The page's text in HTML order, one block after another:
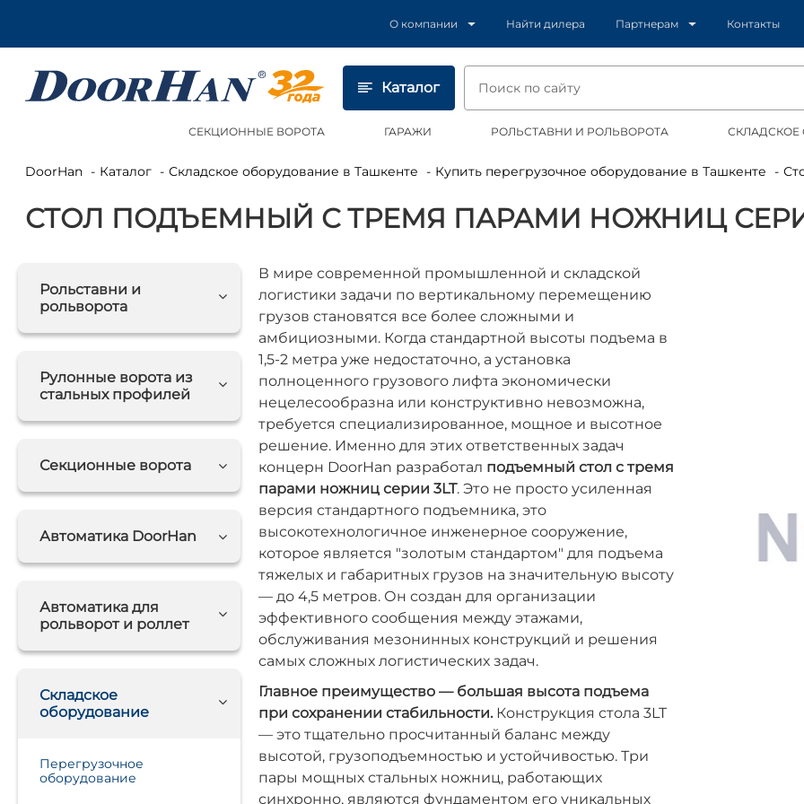
О компании Найти дилера Партнерам Контакты
Каталог
СЕКЦИОННЫЕ ВОРОТА ГАРАЖИ РОЛЬСТАВНИ И РОЛЬВОРОТА
DoorHan Каталог Складское оборудование в Ташкенте Купить перегрузочное оборудование в Ташкенте
СТОЛ ПОДЪЕМНЫЙ С ТРЕМЯ ПАРАМИ НОЖНИЦ
Рольставни и
рольворота
Рулонные ворота из
стальных профилей
Секционные ворота
Автоматика DoorHan
Автоматика для
рольворот и роллет
Складское
оборудование
Перегрузочное
оборудование
В мире современной промышленной и складской
логистики задачи по вертикальному перемещению
грузов становятся все более сложными и
амбициозными. Когда стандартной высоты подъема в
1,5-2 метра уже недостаточно, а установка
полноценного грузового лифта экономически
нецелесообразна или конструктивно невозможна,
требуется специализированное, мощное и высотное
решение. Именно для этих ответственных задач
концерн DoorHan разработал подъемный стол с тремя
парами ножниц серии 3LT. Это не просто усиленная
версия стандартного подъемника, это
высокотехнологичное инженерное сооружение,
которое является "золотым стандартом" для подъема
тяжелых и габаритных грузов на значительную высоту
— до 4,5 метров. Он создан для организации
эффективного сообщения между этажами,
обслуживания мезонинных конструкций и решения
самых сложных логистических задач.
Главное преимущество — большая высота подъема
при сохранении стабильности.Конструкция стола 3LT
— это тщательно просчитанный баланс между
высотой, грузоподъемностью и устойчивостью. Три
пары мощных стальных ножниц, работающих
синхронно, являются фундаментом его уникальных